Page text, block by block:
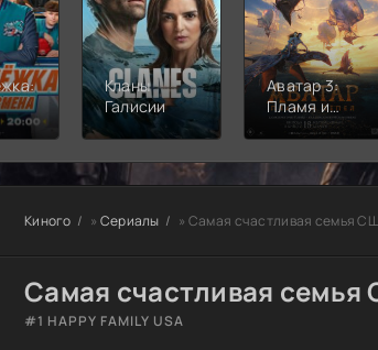
Кланы
Галисии
Аватар 3:
Пламя и
пепел
Киного » Сериалы » Самая счастливая семья
Самая счастливая семья
#1 HAPPY FAMILY USA